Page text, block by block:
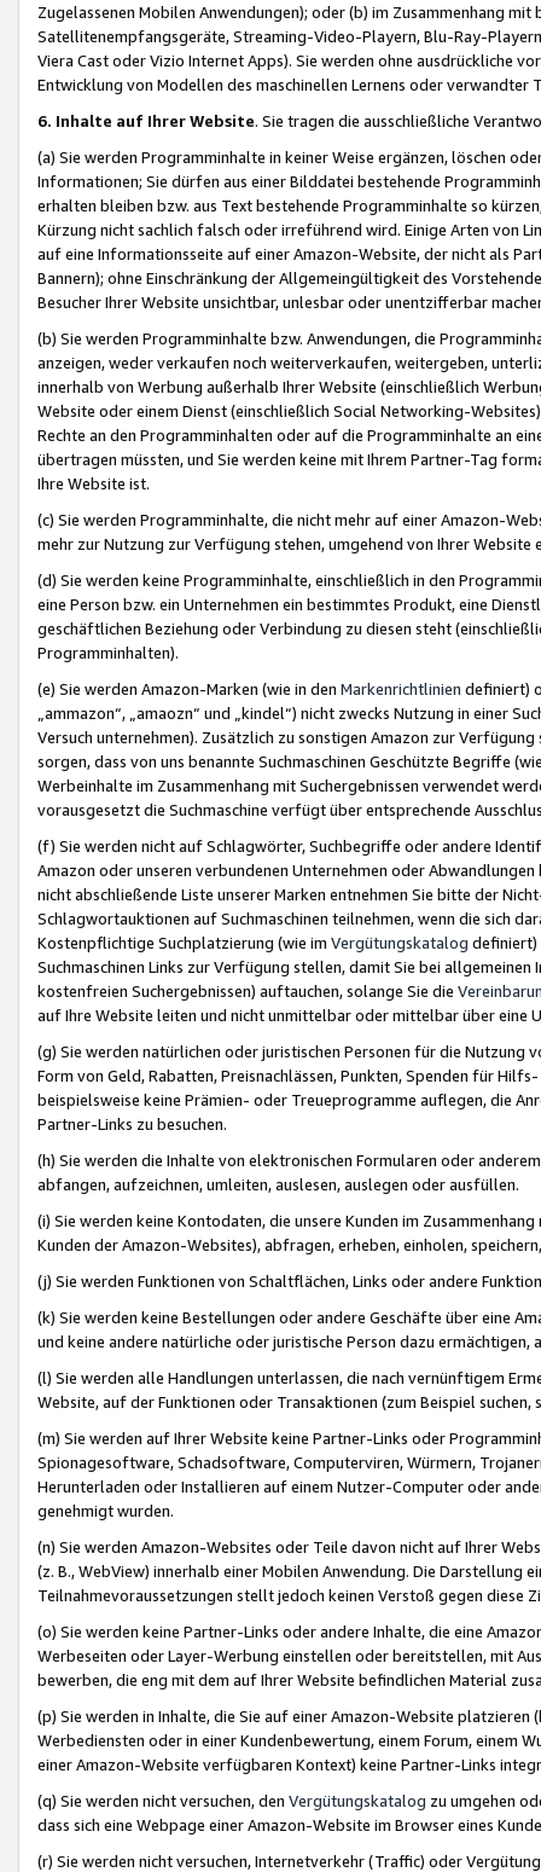
Zugelassenen Mobilen Anwendungen); oder (b) im Zusammenhang
Satellitenempfangsgeräte, Streaming-Video-Playern, Blu-Ray-
Viera Cast oder Vizio Internet Apps). Sie werden ohne ausdrückliche
Entwicklung von Modellen des maschinellen Lernens oder
6. Inhalte auf Ihrer Website. Sie tragen die ausschließliche
(a) Sie werden Programminhalte in keiner Weise ergänzen, löschen
Informationen; Sie dürfen aus einer Bilddatei bestehende
erhalten bleiben bzw. aus Text bestehende Programminhalte so
Kürzung nicht sachlich falsch oder irreführend wird. Einige Arten von
auf eine Informationsseite auf einer Amazon-Website, der nicht als
Bannern); ohne Einschränkung der Allgemeingültigkeit des
Besucher Ihrer Website unsichtbar, unlesbar oder unentzifferbar
(b) Sie werden Programminhalte bzw. Anwendungen, die
anzeigen, weder verkaufen noch weiterverkaufen, weitergeben,
innerhalb von Werbung außerhalb Ihrer Website (einschließlich
Website oder einem Dienst (einschließlich Social Networking-
Rechte an den Programminhalten oder auf die Programminhalte an
übertragen müssten, und Sie werden keine mit Ihrem Partner-Tag
Ihre Website ist.
(c) Sie werden Programminhalte, die nicht mehr auf einer Amazon-
mehr zur Nutzung zur Verfügung stehen, umgehend von Ihrer
(d) Sie werden keine Programminhalte, einschließlich in den
eine Person bzw. ein Unternehmen ein bestimmtes Produkt, eine
geschäftlichen Beziehung oder Verbindung zu diesen steht
Programminhalten).
(e) Sie werden Amazon-Marken (wie in den Markenrichtlinien definiert)
„ammazon“, „amaozn“ und „kindel“) nicht zwecks Nutzung in einer
Versuch unternehmen). Zusätzlich zu sonstigen Amazon zur
sorgen, dass von uns benannte Suchmaschinen Geschützte Begriffe
Werbeinhalte im Zusammenhang mit Suchergebnissen verwendet
vorausgesetzt die Suchmaschine verfügt über entsprechende
(f) Sie werden nicht auf Schlagwörter, Suchbegriffe oder andere
Amazon oder unseren verbundenen Unternehmen oder
nicht abschließende Liste unserer Marken entnehmen Sie bitte der
Schlagwortauktionen auf Suchmaschinen teilnehmen, wenn die sich
Kostenpflichtige Suchplatzierung (wie im Vergütungskatalog definiert)
Suchmaschinen Links zur Verfügung stellen, damit Sie bei
kostenfreien Suchergebnissen) auftauchen, solange Sie die
auf Ihre Website leiten und nicht unmittelbar oder mittelbar über eine
(g) Sie werden natürlichen oder juristischen Personen für die Nutzung
Form von Geld, Rabatten, Preisnachlässen, Punkten, Spenden für
beispielsweise keine Prämien- oder Treueprogramme auflegen, die
Partner-Links zu besuchen.
(h) Sie werden die Inhalte von elektronischen Formularen oder
abfangen, aufzeichnen, umleiten, auslesen, auslegen oder ausfüllen.
(i) Sie werden keine Kontodaten, die unsere Kunden im
Kunden der Amazon-Websites), abfragen, erheben, einholen,
(j) Sie werden Funktionen von Schaltflächen, Links oder andere
(k) Sie werden keine Bestellungen oder andere Geschäfte über eine
und keine andere natürliche oder juristische Person dazu
(l) Sie werden alle Handlungen unterlassen, die nach vernünftigem
Website, auf der Funktionen oder Transaktionen (zum Beispiel
(m) Sie werden auf Ihrer Website keine Partner-Links oder
Spionagesoftware, Schadsoftware, Computerviren, Würmern,
Herunterladen oder Installieren auf einem Nutzer-Computer oder
genehmigt wurden.
(n) Sie werden Amazon-Websites oder Teile davon nicht auf Ihrer
(z. B., WebView) innerhalb einer Mobilen Anwendung. Die Darstellung
Teilnahmevoraussetzungen stellt jedoch keinen Verstoß gegen diese
(o) Sie werden keine Partner-Links oder andere Inhalte, die eine
Werbeseiten oder Layer-Werbung einstellen oder bereitstellen, mit
bewerben, die eng mit dem auf Ihrer Website befindlichen Material
(p) Sie werden in Inhalte, die Sie auf einer Amazon-Website
Werbediensten oder in einer Kundenbewertung, einem Forum, einem
einer Amazon-Website verfügbaren Kontext) keine Partner-Links
(q) Sie werden nicht versuchen, den Vergütungskatalog zu umgehen
dass sich eine Webpage einer Amazon-Website im Browser eines
(r) Sie werden nicht versuchen, Internetverkehr (Traffic) oder